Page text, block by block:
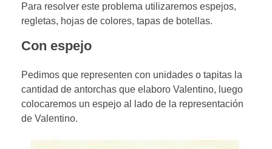
Para resolver este problema utilizaremos espejos,
regletas, hojas de colores, tapas de botellas.
Con espejo
Pedimos que representen con unidades o tapitas la
cantidad de antorchas que elaboro Valentino, luego
colocaremos un espejo al lado de la representación
de Valentino.